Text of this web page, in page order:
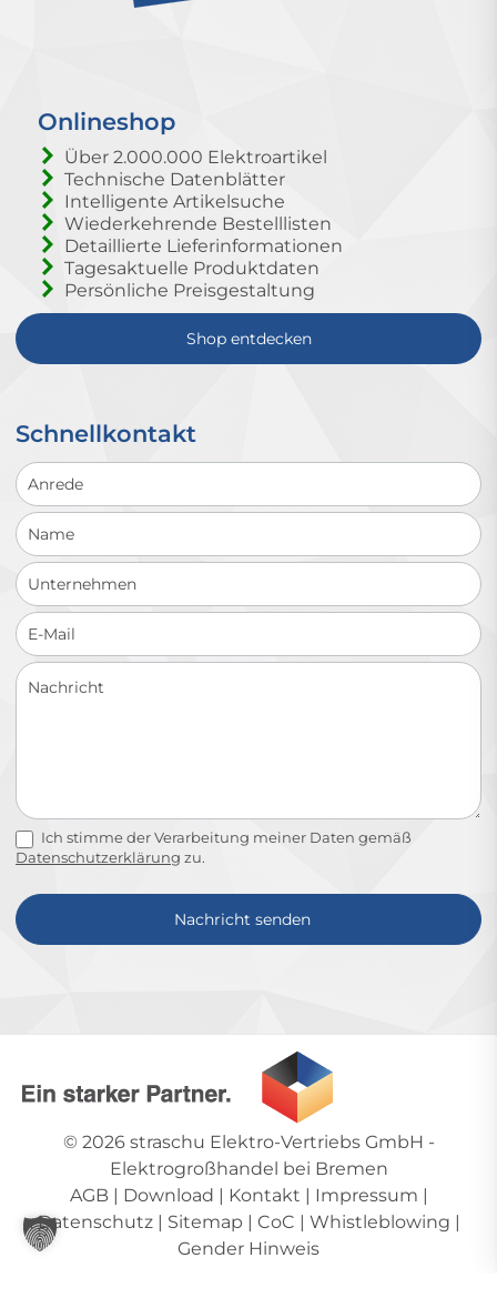
Onlineshop
Über 2.000.000 Elektroartikel
Technische Datenblätter
Intelligente Artikelsuche
Wiederkehrende Bestelllisten
Detaillierte Lieferinformationen
Tagesaktuelle Produktdaten
Persönliche Preisgestaltung
Shop entdecken
Schnellkontakt
Schnellkontakt
Ich stimme der Verarbeitung meiner Daten gemäß
Datenschutzerklärung zu.
Nachricht senden
© 2026 straschu Elektro-Vertriebs GmbH -
Elektrogroßhandel bei Bremen
AGB | Download | Kontakt | Impressum |
Datenschutz| Sitemap | CoC | Whistleblowing |
Gender Hinweis